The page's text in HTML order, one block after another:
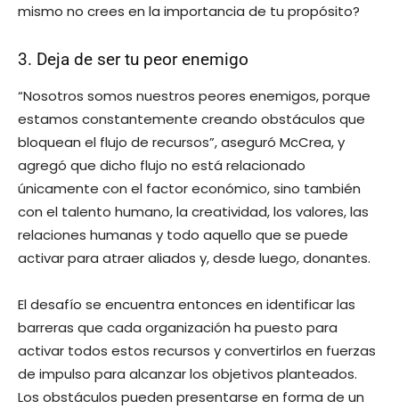
mismo no crees en la importancia de tu propósito?
3. Deja de ser tu peor enemigo
“Nosotros somos nuestros peores enemigos, porque
estamos constantemente creando obstáculos que
bloquean el flujo de recursos”, aseguró McCrea, y
agregó que dicho flujo no está relacionado
únicamente con el factor económico, sino también
con el talento humano, la creatividad, los valores, las
relaciones humanas y todo aquello que se puede
activar para atraer aliados y, desde luego, donantes.
El desafío se encuentra entonces en identificar las
barreras que cada organización ha puesto para
activar todos estos recursos y convertirlos en fuerzas
de impulso para alcanzar los objetivos planteados.
Los obstáculos pueden presentarse en forma de un